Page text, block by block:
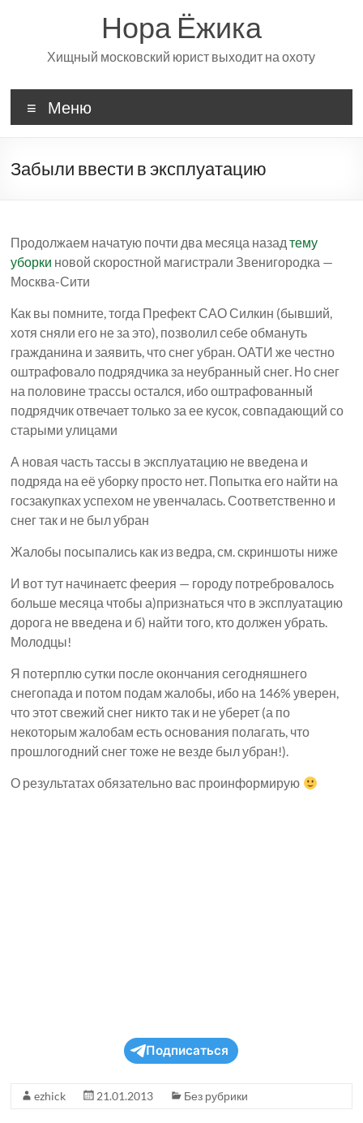
Нора Ёжика
Хищный московский юрист выходит на охоту
Меню
Забыли ввести в эксплуатацию
Продолжаем начатую почти два месяца назадтему
уборки новой скоростной магистрали Звенигородка —
Москва-Сити
Как вы помните, тогда Префект САО Силкин (бывший,
хотя сняли его не за это), позволил себе обмануть
гражданина и заявить, что снег убран. ОАТИ же честно
оштрафовало подрядчика за неубранный снег. Но снег
на половине трассы остался, ибо оштрафованный
подрядчик отвечает только за ее кусок, совпадающий со
старыми улицами
А новая часть тассы в эксплуатацию не введена и
подряда на её уборку просто нет. Попытка его найти на
госзакупках успехом не увенчалась. Соответственно и
снег так и не был убран
Жалобы посыпались как из ведра, см. скриншоты ниже
И вот тут начинаетс феерия — городу потребровалось
больше месяца чтобы а)признаться что в эксплуатацию
дорога не введена и б) найти того, кто должен убрать.
Молодцы!
Я потерплю сутки после окончания сегодняшнего
снегопада и потом подам жалобы, ибо на 146% уверен,
что этот свежий снег никто так и не уберет (а по
некоторым жалобам есть основания полагать, что
прошлогодний снег тоже не везде был убран!).
О результатах обязательно вас проинформирую
Подписаться
ezhick 21.01.2013 Без рубрики